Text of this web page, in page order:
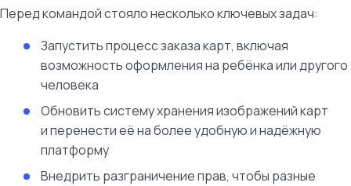
Перед командой стояло несколько ключевых задач:
Запустить процесс заказа карт, включая
возможность оформления на ребёнка или другого
человека
Обновить систему хранения изображений карт
и перенести её на более удобную и надёжную
платформу
Внедрить разграничение прав, чтобы разные